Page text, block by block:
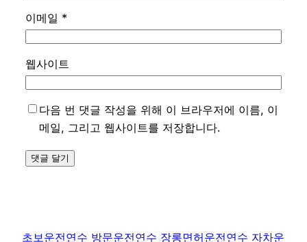
이메일 *
웹사이트
다음 번 댓글 작성을 위해 이 브라우저에 이름, 이
메일, 그리고 웹사이트를 저장합니다.
초보운전연수 방문운전연수 장롱면허운전연수 자차운